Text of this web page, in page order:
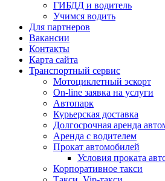
ГИБДД и водитель
Учимся водить
Для партнеров
Вакансии
Контакты
Карта сайта
Транспортный сервис
Мотоциклетный эскорт
On-line заявка на услуги
Автопарк
Курьерская доставка
Долгосрочная аренда
Аренда с водителем
Прокат автомобилей
Условия проката
Корпоративное такси